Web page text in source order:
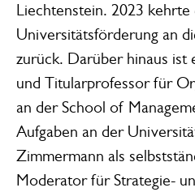
Liechtenstein. 2023 kehrte
Universitätsförderung an
zurück. Darüber hinaus ist
und Titularprofessor für
an der School of
Aufgaben an der
Zimmermann als
Moderator für Strategie-